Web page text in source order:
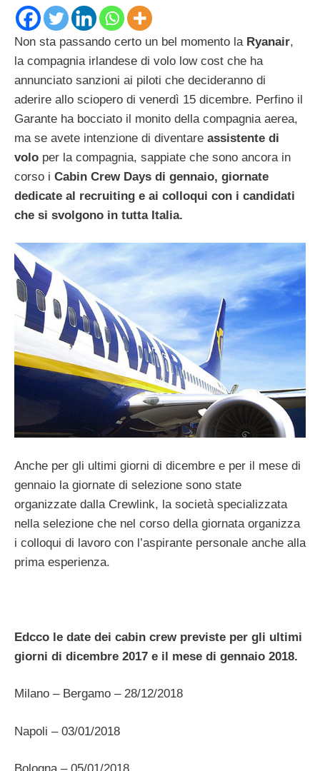
Non sta passando certo un bel momento la Ryanair,
la compagnia irlandese di volo low cost che ha
annunciato sanzioni ai piloti che decideranno di
aderire allo sciopero di venerdì 15 dicembre. Perfino il
Garante ha bocciato il monito della compagnia aerea,
ma se avete intenzione di diventare assistente di
volo per la compagnia, sappiate che sono ancora in
corso i Cabin Crew Days di gennaio, giornate
dedicate al recruiting e ai colloqui con i candidati
che si svolgono in tutta Italia.
Anche per gli ultimi giorni di dicembre e per il mese di
gennaio la giornate di selezione sono state
organizzate dalla Crewlink, la società specializzata
nella selezione che nel corso della giornata organizza
i colloqui di lavoro con l’aspirante personale anche alla
prima esperienza.
Edcco le date dei cabin crew previste per gli ultimi
giorni di dicembre 2017 e il mese di gennaio 2018.
Milano – Bergamo – 28/12/2018
Napoli – 03/01/2018